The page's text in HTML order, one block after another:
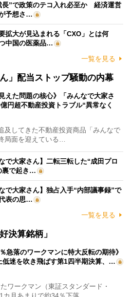
長”で政策のテコ入れ必至か 経済運営
予想さ…
拡大が見込まれる「CXO」とは何
中国の医薬品…
一覧を見る
」配当ストップ騒動の内幕
えた問題の核心》「みんなで大家さ
円超不動産投資トラブル“異常なく
してきた不動産投資商品「みんなで
局面を迎えている…
で大家さん】二転三転した“成田プロ
裏で起き…
で大家さん】独占入手“内部議事録”で
表の思…
一覧を見る
決算銘柄」
％急落のワークマンに特大反転の期待》
低迷を吹き飛ばす第1四半期決算、…
ワークマン（東証スタンダード・
月あまりで約34％下落…